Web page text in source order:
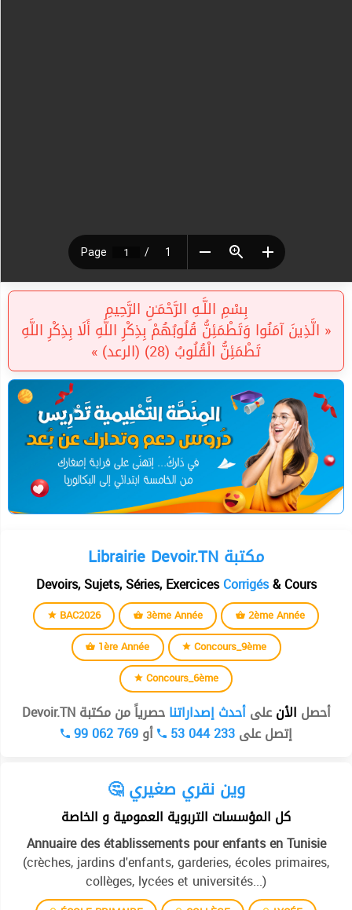
بِسْمِ اللَّـهِ الرَّحْمَـٰنِ الرَّحِيمِ
« الَّذِينَ آمَنُوا وَتَطْمَئِنُّ قُلُوبُهُمْ بِذِكْرِ اللَّهِ أَلَا بِذِكْرِ اللَّهِ
تَطْمَئِنُّ الْقُلُوبُ (28) (الرعد) »
Librairie Devoir.TN مكتبة
Devoirs, Sujets, Séries, ExercicesCorrigés& Cours
BAC2026 3ème Année
2ème Année
1ère Année
Concours_9ème
Concours_6ème
أحصل الأنعلىأحدث إصداراتناحصرياً من مكتبة Devoir.TN
إتصل على53 044 233 أو99 062 769
🤔 وين نقري صغيري
كل المؤسسات التربوية العمومية و الخاصة
Annuaire des établissements pour enfants en Tunisie
(crèches, jardins d'enfants, garderies, écoles primaires,
collèges, lycées et universités...)